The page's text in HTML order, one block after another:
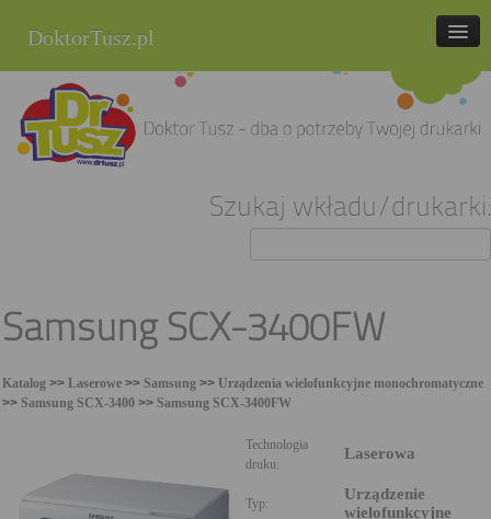
DoktorTusz.pl
tel. 857 337 337
Strona główna
Sklep internetowy
Szukaj wkładu/drukarki:
Samsung SCX-3400FW
Katalog >> Laserowe >> Samsung >> Urządzenia wielofunkcyjne monochromatyczne
>> Samsung SCX-3400 >> Samsung SCX-3400FW
Technologia
druku:
Laserowa
Typ:
Urządzenie
wielofunkcyjne